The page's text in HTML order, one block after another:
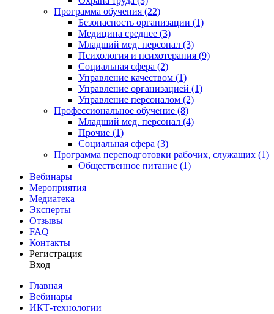
Программа обучения (22)
Безопасность организации (1)
Медицина среднее (3)
Младший мед. персонал (3)
Психология и психотерапия (9)
Социальная сфера (2)
Управление качеством (1)
Управление организацией (1)
Управление персоналом (2)
Профессиональное обучение (8)
Младший мед. персонал (4)
Прочие (1)
Социальная сфера (3)
Программа переподготовки рабочих, служащих (1)
Общественное питание (1)
Вебинары
Мероприятия
Медиатека
Эксперты
Отзывы
FAQ
Контакты
Регистрация
Вход
Главная
Вебинары
ИКТ-технологии